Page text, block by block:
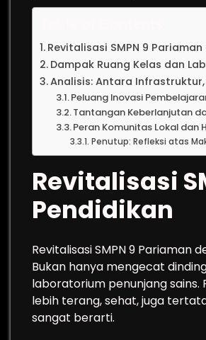
Revitalisasi SMPN 9
Dampak Ruang Kelas dan
Analisis: Antara
Peluang Inovasi
Tantangan Keberlanjutan
Peran Komunitas Lokal dan
Penutup: Refleksi atas
Revitalisasi
Pendidikan
Revitalisasi SMPN 9 Pariaman
Bukan hanya mengecat
laboratorium penunjang
lebih terang, sehat, juga
sangat berarti.